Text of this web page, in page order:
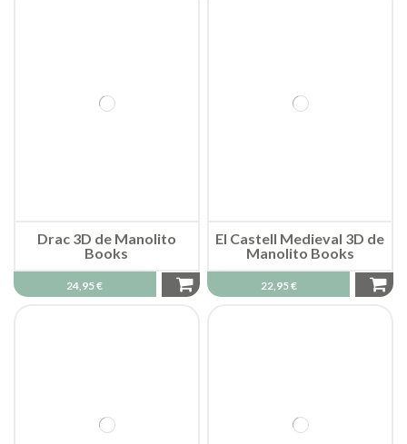
Drac 3D de Manolito
Books
24,95 €
El Castell Medieval 3D de
Manolito Books
22,95 €